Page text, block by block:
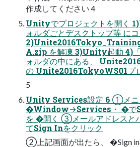
作成してください 4
Unityでプロジェクトを開く
ォルダごとデスクトップ等 に
A.zip を解凍 3)Unity起動 4)
ォルダの中にある、
の Unite2016TokyoWS01プ
5
Unity Services設定 6 ①メニ
�Window→Services・ �で
を �開く ③メールアドレスと
てSign Inをクリック
②上記画面が出たら、 �Sign